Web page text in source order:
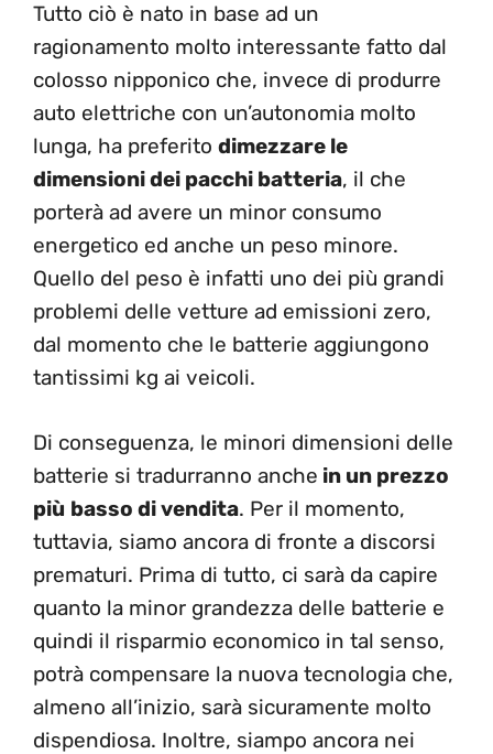
Tutto ciò è nato in base ad un
ragionamento molto interessante fatto dal
colosso nipponico che, invece di produrre
auto elettriche con un’autonomia molto
lunga, ha preferito dimezzare le
dimensioni dei pacchi batteria, il che
porterà ad avere un minor consumo
energetico ed anche un peso minore.
Quello del peso è infatti uno dei più grandi
problemi delle vetture ad emissioni zero,
dal momento che le batterie aggiungono
tantissimi kg ai veicoli.
Di conseguenza, le minori dimensioni delle
batterie si tradurranno anche in un prezzo
più basso di vendita. Per il momento,
tuttavia, siamo ancora di fronte a discorsi
prematuri. Prima di tutto, ci sarà da capire
quanto la minor grandezza delle batterie e
quindi il risparmio economico in tal senso,
potrà compensare la nuova tecnologia che,
almeno all’inizio, sarà sicuramente molto
dispendiosa. Inoltre, siampo ancora nei